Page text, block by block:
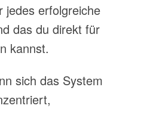
jedes erfolgreiche
das du direkt für
kannst.
sich das System